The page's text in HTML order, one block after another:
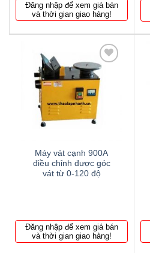
Đăng nhập để xem giá bán
và thời gian giao hàng!
Thêm
wishlist
Máy vát cạnh 900A
điều chỉnh được góc
vát từ 0-120 độ
Đăng nhập để xem giá bán
và thời gian giao hàng!